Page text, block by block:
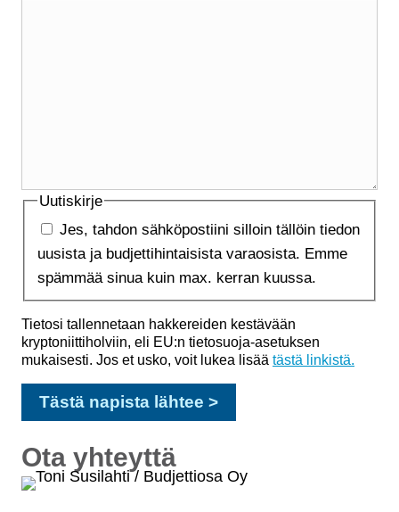
Uutiskirje
Jes, tahdon sähköpostiini silloin tällöin tiedon
uusista ja budjettihintaisista varaosista. Emme
spämmää sinua kuin max. kerran kuussa.
Tietosi tallennetaan hakkereiden kestävään
kryptoniittiholviin, eli EU:n tietosuoja-asetuksen
mukaisesti. Jos et usko, voit lukea lisää tästä linkistä.
Ota yhteyttä